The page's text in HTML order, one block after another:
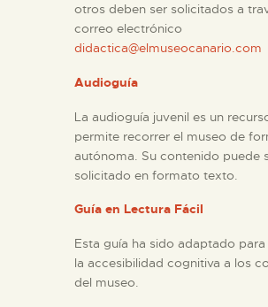
PREPARAR LA VISITA
ACTIVIDADES
█
EL MUSEO
COLECCIONES
DIDÁCTICA
otros deben ser solicitados a
correo electrónico
didactica@elmuseocanario.com
Audioguía
La audioguía juvenil es un
permite recorrer el museo de
autónoma. Su contenido puede
solicitado en formato texto.
Guía en Lectura Fácil
Esta guía ha sido adaptado
la accesibilidad cognitiva a los
del museo.